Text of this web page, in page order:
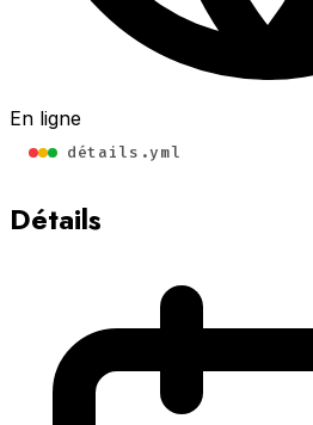
En ligne
détails.yml
Détails